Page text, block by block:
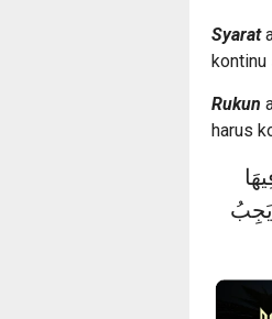
Syarat
Rukun
harus
يَجِبُ